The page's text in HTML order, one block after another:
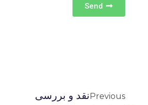
Send
Previousنقد و بررسی